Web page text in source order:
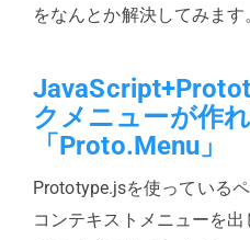
をなんとか解決してみます
クメニューが作
「Proto.Menu」
Prototype.jsを使っている
コンテキストメニューを